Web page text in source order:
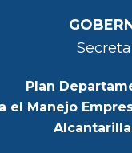
Plan
el Manejo